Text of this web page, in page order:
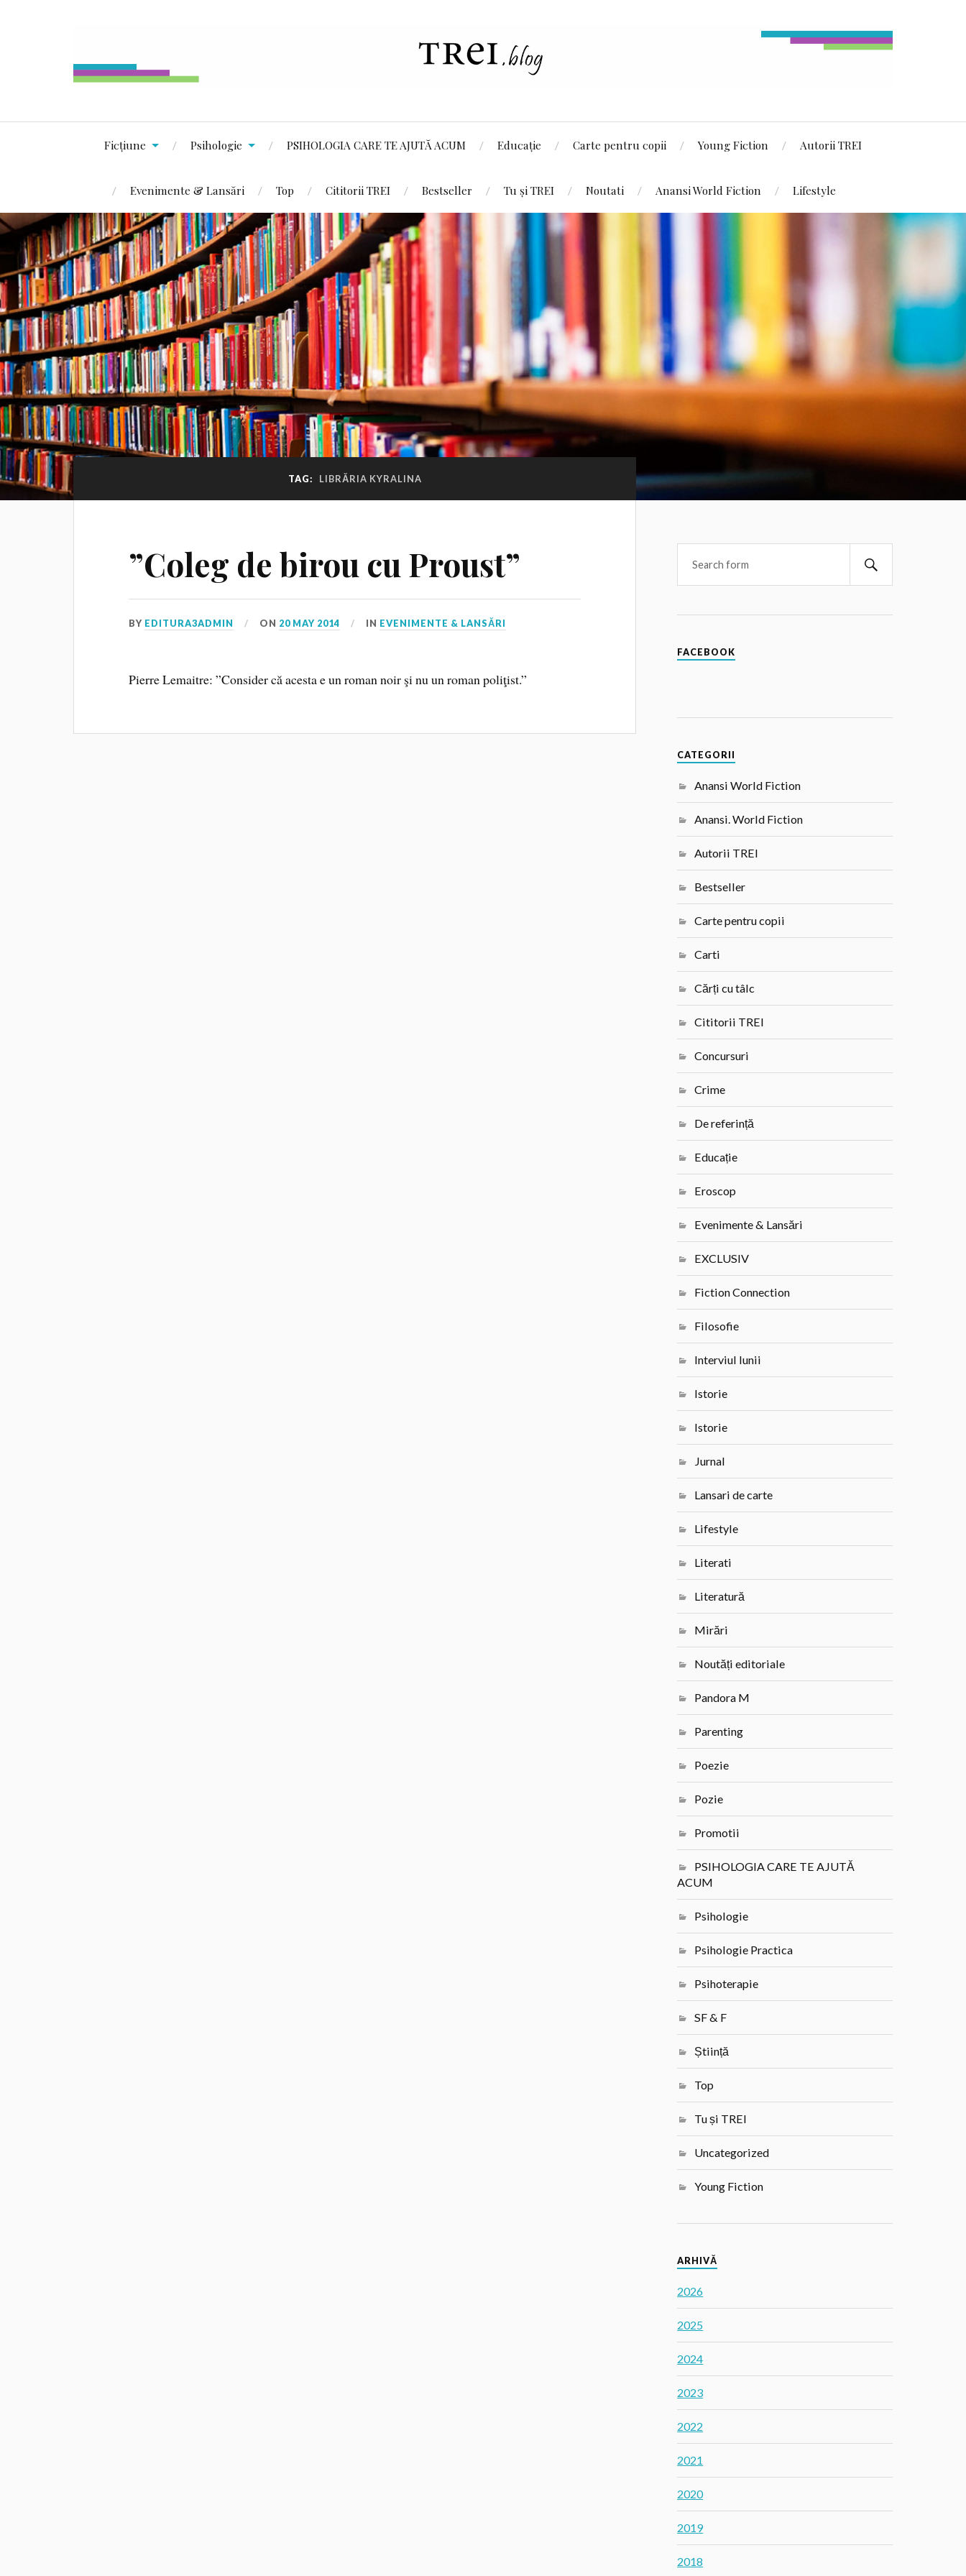
Ficțiune Psihologie PSIHOLOGIA CARE TE AJUTĂ ACUM Educație Carte pentru copii Young Fiction Autorii TREI
Evenimente & Lansări Top Cititorii TREI Bestseller Tu și TREI Noutati Anansi World Fiction Lifestyle
TAG: LIBRĂRIA KYRALINA
”Coleg de birou cu Proust”
BY EDITURA3ADMIN ON 20 MAY 2014 IN EVENIMENTE & LANSĂRI
Pierre Lemaitre: ”Consider că acesta e un roman noir şi nu un roman poliţist.”
FACEBOOK
CATEGORII
Anansi World Fiction
Anansi. World Fiction
Autorii TREI
Bestseller
Carte pentru copii
Carti
Cărți cu tâlc
Cititorii TREI
Concursuri
Crime
De referință
Educație
Eroscop
Evenimente & Lansări
EXCLUSIV
Fiction Connection
Filosofie
Interviul lunii
Istorie
Istorie
Jurnal
Lansari de carte
Lifestyle
Literati
Literatură
Mirări
Noutăți editoriale
Pandora M
Parenting
Poezie
Pozie
Promotii
PSIHOLOGIA CARE TE AJUTĂ
ACUM
Psihologie
Psihologie Practica
Psihoterapie
SF & F
Știință
Top
Tu și TREI
Uncategorized
Young Fiction
ARHIVĂ
2026
2025
2024
2023
2022
2021
2020
2019
2018